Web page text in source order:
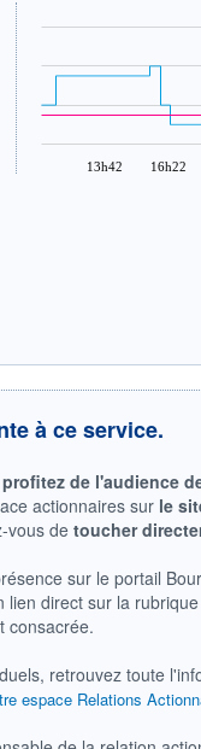
13h42 16h22
à ce service.
de l'audience
actionnaires sur le
vous detoucher
sur le portail
lien direct sur la
consacrée.
retrouvez toute
espace Relations